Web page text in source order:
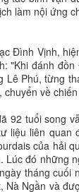
làm nội ứng
Đình Vịnh,
"Khi đánh
Phú, từng
về
92 tuổi song
liệu liên
của hải
đó những
tháng cuối
Ngần và